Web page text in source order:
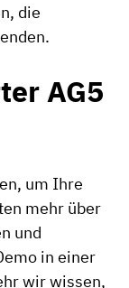
die
AG5
um Ihre
mehr über
und
in einer
wir wissen,